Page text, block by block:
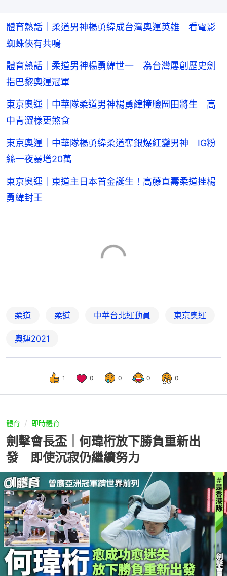
體育熱話｜柔道男神楊勇緯成台灣奧運英雄 看電影
蜘蛛俠有共鳴
體育熱話｜柔道男神楊勇緯世一 為台灣屢創歷史劍
指巴黎奧運冠軍
東京奧運｜中華隊柔道男神楊勇緯撞臉岡田將生 高
中青澀樣更煞食
東京奧運｜中華隊楊勇緯柔道奪銀爆紅變男神 IG粉
絲一夜暴增20萬
東京奧運｜東道主日本首金誕生！高藤直壽柔道挫楊
勇緯封王
柔道 柔道 中華台北運動員 東京奧運
奧運2021
1 0 0 0 0
體育 即時體育
劍擊會長盃｜何瑋桁放下勝負重新出
發 即使沉寂仍繼續努力